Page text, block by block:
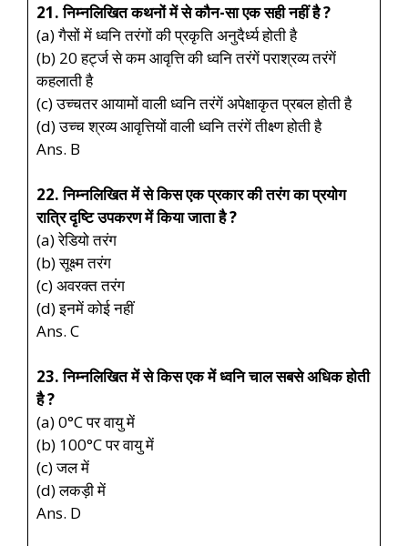
21. निम्नलिखित कथनों में से कौन-सा एक सही नहीं है ?
(a) गैसों में ध्वनि तरंगों की प्रकृति अनुदैर्ध्य होती है
(b) 20 हर्ट्ज से कम आवृत्ति की ध्वनि तरंगें पराश्रव्य तरंगें
कहलाती है
(c) उच्चतर आयामों वाली ध्वनि तरंगें अपेक्षाकृत प्रबल होती है
(d) उच्च श्रव्य आवृत्तियों वाली ध्वनि तरंगें तीक्ष्ण होती है
Ans. B
22. निम्नलिखित में से किस एक प्रकार की तरंग का प्रयोग
रात्रि दृष्टि उपकरण में किया जाता है ?
(a) रेडियो तरंग
(b) सूक्ष्म तरंग
(c) अवरक्त तरंग
(d) इनमें कोई नहीं
Ans. C
23. निम्नलिखित में से किस एक में ध्वनि चाल सबसे अधिक होती
है ?
(a) 0°C पर वायु में
(b) 100°C पर वायु में
(c) जल में
(d) लकड़ी में
Ans. D